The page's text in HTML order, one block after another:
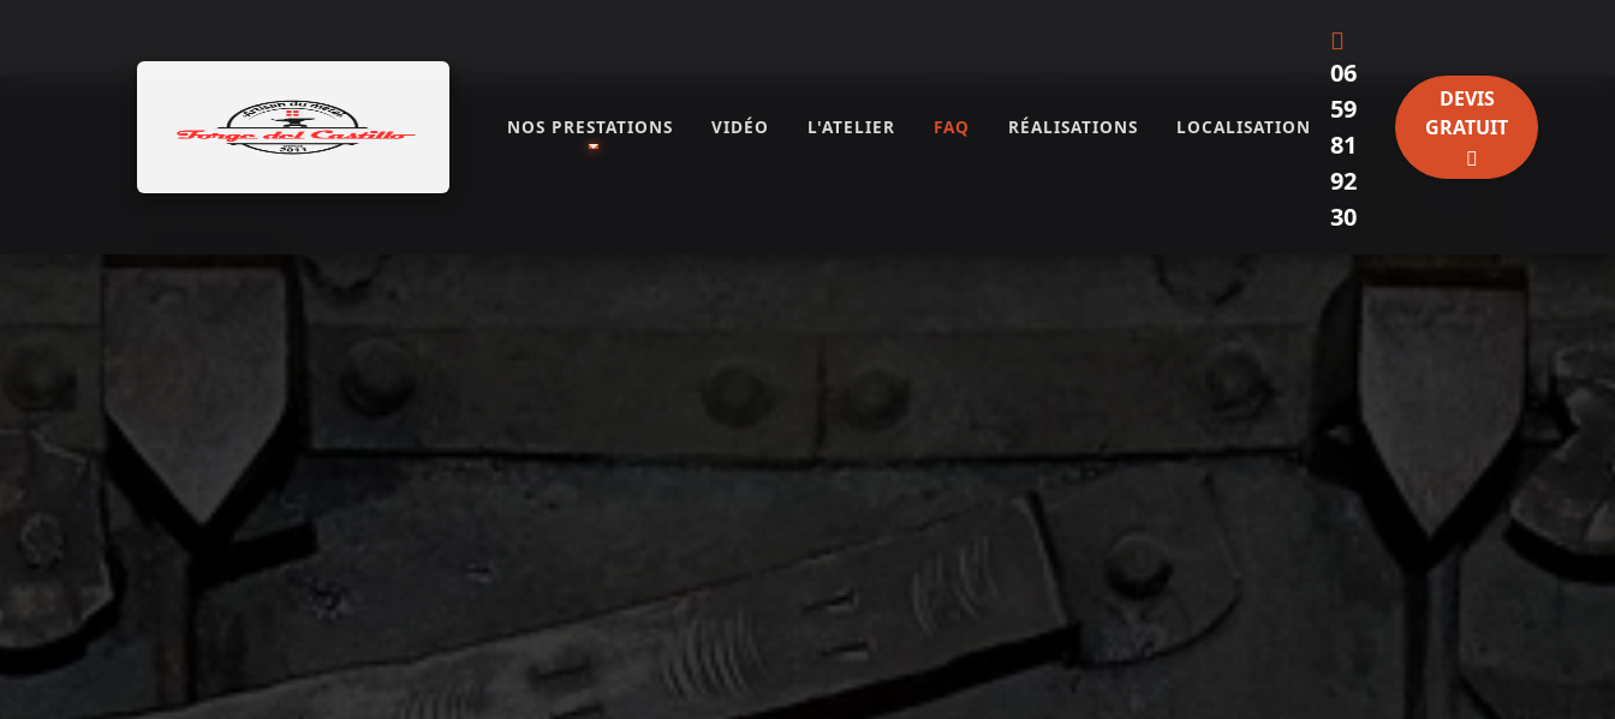
NOS PRESTATIONS VIDÉO L'ATELIER FAQ RÉALISATIONS LOCALISATION
06
59
81
92
30
DEVIS
GRATUIT